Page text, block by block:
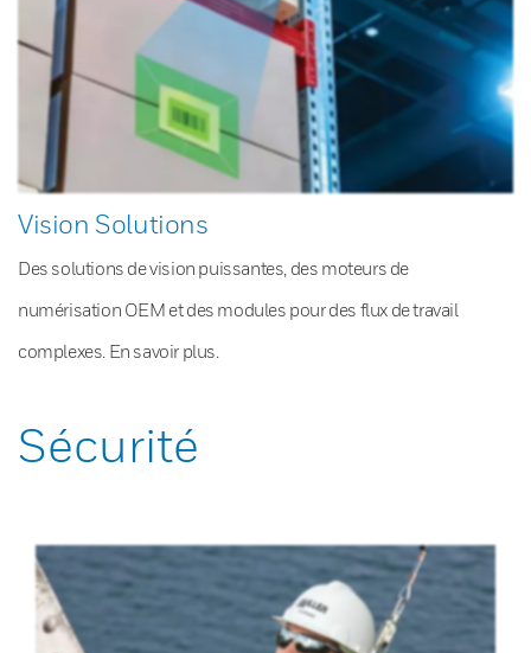
Vision Solutions
Des solutions de vision puissantes, des moteurs de
numérisation OEM et des modules pour des flux de travail
complexes. En savoir plus.
Sécurité